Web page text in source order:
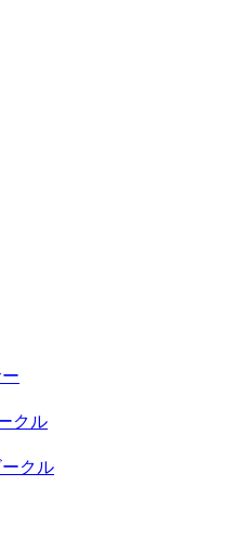
クル
ークル